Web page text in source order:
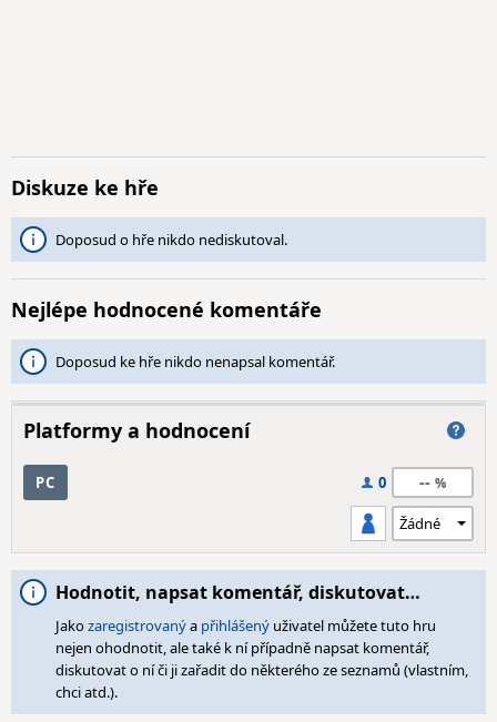
Diskuze ke hře
Doposud o hře nikdo nediskutoval.
Nejlépe hodnocené komentáře
Doposud ke hře nikdo nenapsal komentář.
Platformy a hodnocení
PC 0 --
Hodnotit, napsat komentář, diskutovat…
Jakozaregistrovanýa přihlášený uživatel můžete tuto hru
nejen ohodnotit, ale také k ní případně napsat komentář,
diskutovat o ní či ji zařadit do některého ze seznamů (vlastním,
chci atd.).